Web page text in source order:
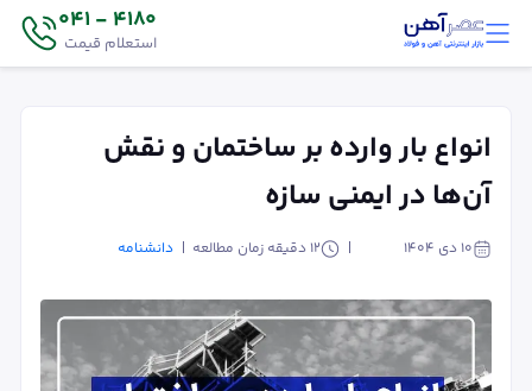
4180 - 041
استعلام قیمت
انواع بار وارده بر ساختمان و نقش
آن‌ها در ایمنی سازه
۱۰ دی ۱۴۰۴ 12 دقیقه زمان مطالعه دانشنامه